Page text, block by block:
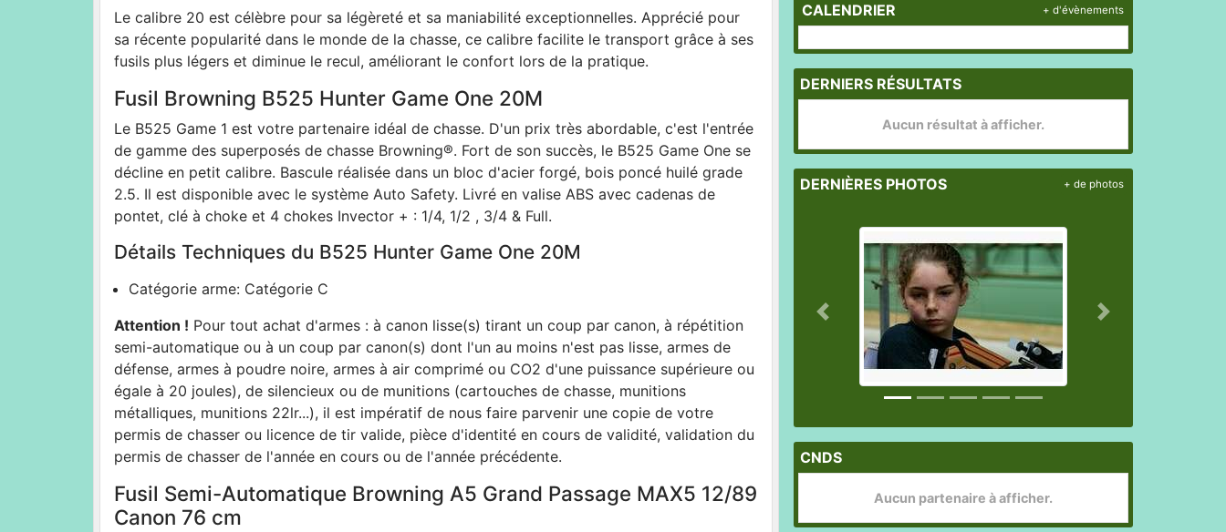
Le calibre 20 est célèbre pour sa légèreté et sa maniabilité exceptionnelles. Apprécié pour
sa récente popularité dans le monde de la chasse, ce calibre facilite le transport grâce à ses
fusils plus légers et diminue le recul, améliorant le confort lors de la pratique.
Fusil Browning B525 Hunter Game One 20M
Le B525 Game 1 est votre partenaire idéal de chasse. D'un prix très abordable, c'est l'entrée
de gamme des superposés de chasse Browning®. Fort de son succès, le B525 Game One se
décline en petit calibre. Bascule réalisée dans un bloc d'acier forgé, bois poncé huilé grade
2.5. Il est disponible avec le système Auto Safety. Livré en valise ABS avec cadenas de
pontet, clé à choke et 4 chokes Invector + : 1/4, 1/2 , 3/4 & Full.
Détails Techniques du B525 Hunter Game One 20M
Catégorie arme: Catégorie C
Attention ! Pour tout achat d'armes : à canon lisse(s) tirant un coup par canon, à répétition
semi-automatique ou à un coup par canon(s) dont l'un au moins n'est pas lisse, armes de
défense, armes à poudre noire, armes à air comprimé ou CO2 d'une puissance supérieure ou
égale à 20 joules), de silencieux ou de munitions (cartouches de chasse, munitions
métalliques, munitions 22lr...), il est impératif de nous faire parvenir une copie de votre
permis de chasser ou licence de tir valide, pièce d'identité en cours de validité, validation du
permis de chasser de l'année en cours ou de l'année précédente.
Fusil Semi-Automatique Browning A5 Grand Passage MAX5 12/89
Canon 76 cm
CALENDRIER + d'évènements
DERNIERS RÉSULTATS
Aucun résultat à afficher.
DERNIÈRES PHOTOS
Précedent Suivant
+ de photos
CNDS
Aucun partenaire à afficher.